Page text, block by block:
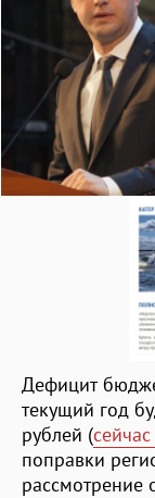
Дефицит
текущий год
рублей (
поправки
рассмотрение